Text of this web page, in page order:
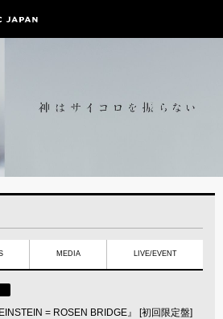
MEDIA LIVE/EVENT
= ROSEN BRIDGE』 [初回限定盤]